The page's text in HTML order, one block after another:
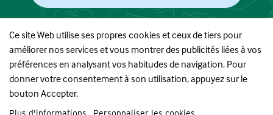
À PROPOS
Ce site Web utilise ses propres cookies et ceux de tiers pour
améliorer nos services et vous montrer des publicités liées à vos
préférences en analysant vos habitudes de navigation. Pour
donner votre consentement à son utilisation, appuyez sur le
bouton Accepter.